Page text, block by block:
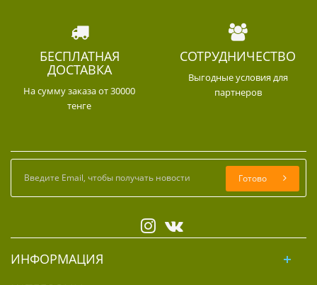
БЕСПЛАТНАЯ
ДОСТАВКА
На сумму заказа от 30000
тенге
СОТРУДНИЧЕСТВО
Выгодные условия для
партнеров
Готово
ИНФОРМАЦИЯ